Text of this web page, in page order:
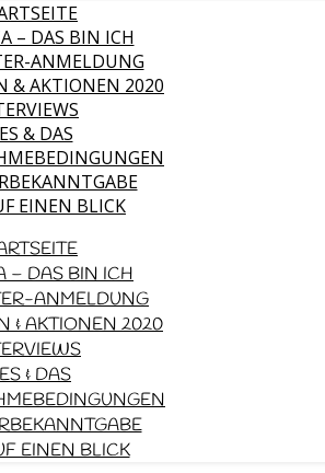
– DAS BIN ICH
ANMELDUNG
& AKTIONEN 2020
& DAS
EINEN BLICK
– DAS BIN ICH
ANMELDUNG
& AKTIONEN 2020
& DAS
EINEN BLICK